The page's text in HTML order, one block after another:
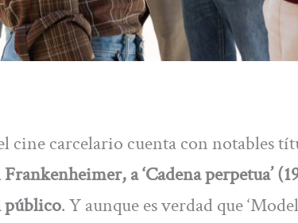
cine carcelario cuenta con notables
a ‘Cadena perpetua’
público. Y aunque es verdad que